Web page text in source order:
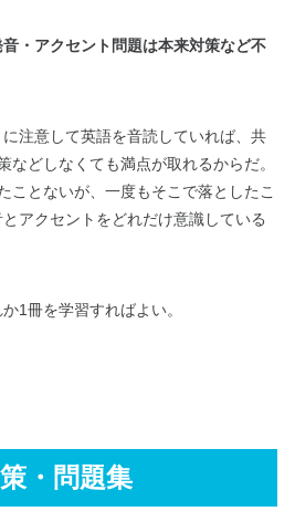
音・アクセント問題は本来対策など不
注意して英語を音読していれば、共
などしなくても満点が取れるからだ。
ことないが、一度もそこで落としたこ
アクセントをどれだけ意識している
1冊を学習すればよい。
・問題集